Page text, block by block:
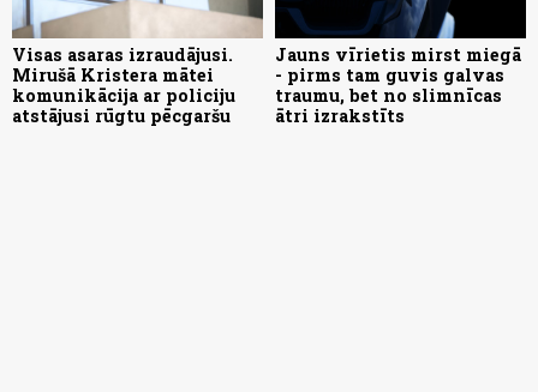
Visas asaras izraudājusi.
Mirušā Kristera mātei
komunikācija ar policiju
atstājusi rūgtu pēcgaršu
Jauns vīrietis mirst miegā
- pirms tam guvis galvas
traumu, bet no slimnīcas
ātri izrakstīts